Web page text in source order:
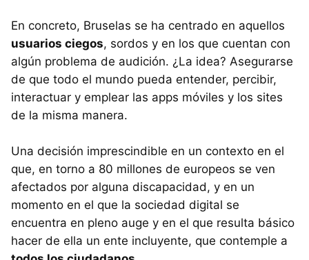
En concreto, Bruselas se ha centrado en aquellos
usuarios ciegos, sordos y en los que cuentan con
algún problema de audición. ¿La idea? Asegurarse
de que todo el mundo pueda entender, percibir,
interactuar y emplear las apps móviles y los sites
de la misma manera.
Una decisión imprescindible en un contexto en el
que, en torno a 80 millones de europeos se ven
afectados por alguna discapacidad, y en un
momento en el que la sociedad digital se
encuentra en pleno auge y en el que resulta básico
hacer de ella un ente incluyente, que contemple a